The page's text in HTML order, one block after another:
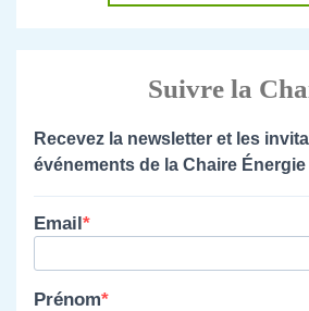
Suivre la
Recevez la newsletter et les
événements de la Chaire
Email
Prénom